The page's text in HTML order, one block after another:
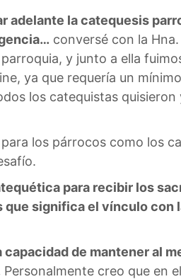
adelante la catequesis
conversé con la
y junto a ella
ya que requería un
los catequistas quisieron
los párrocos como los
para recibir los
que significa el vínculo con
capacidad de mantener al
Personalmente creo que en